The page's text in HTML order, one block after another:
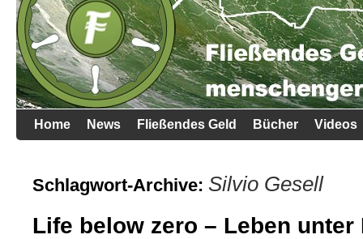
Home News Fließendes Geld Bücher Videos
Schlagwort-Archive: Silvio Gesell
Life below zero – Leben unter